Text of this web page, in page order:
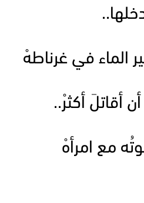
الماء في غرناطهْ
أقاتلَ أكثرْ..
مع امرأهْ